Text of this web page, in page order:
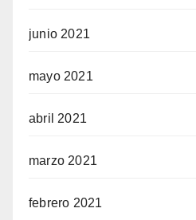
junio 2021
mayo 2021
abril 2021
marzo 2021
febrero 2021